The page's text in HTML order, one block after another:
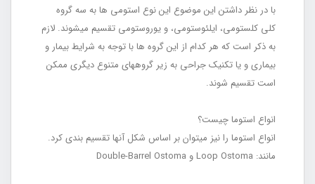
با در نظر داشتن این موضوع این نوع استومی‏ ها به سه گروه
کلی کلستومی، ایلئوستومی، و یوروستومی تقسیم می‎شوند. لازم
به ذکر است که هر کدام از این گروه ‏ها با توجه به شرایط بیمار و
بیماری و یا تکنیک جراحی به زیر گروه‎های متنوع دیگری ممکن
است تقسیم شوند.
انواع استوما چیست؟
انواع استوما را نیز می‎توان بر اساس شکل آنها تقسیم بندی کرد.
مانند: Loop Ostoma و Double-Barrel Ostoma